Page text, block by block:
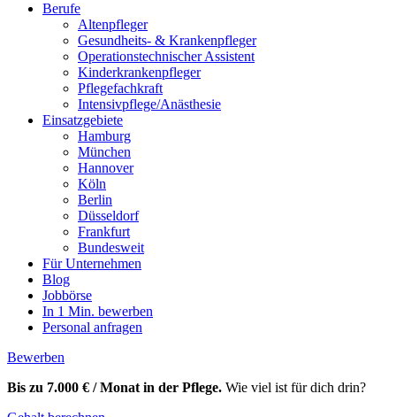
Berufe
Altenpfleger
Gesundheits- & Krankenpfleger
Operationstechnischer Assistent
Kinderkrankenpfleger
Pflegefachkraft
Intensivpflege/Anästhesie
Einsatzgebiete
Hamburg
München
Hannover
Köln
Berlin
Düsseldorf
Frankfurt
Bundesweit
Für Unternehmen
Blog
Jobbörse
In 1 Min. bewerben
Personal anfragen
Bewerben
Bis zu 7.000 € / Monat in der Pflege. Wie viel ist für dich drin?